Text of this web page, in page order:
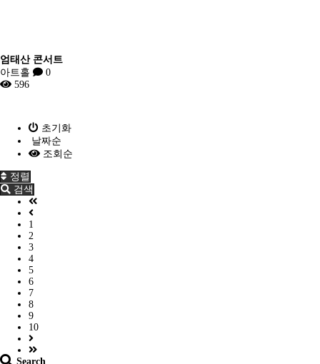
엄태산 콘서트
아트홀
0
596
초기화
날짜순
조회순
정렬
검색
1
2
3
4
5
6
7
8
9
10
Search